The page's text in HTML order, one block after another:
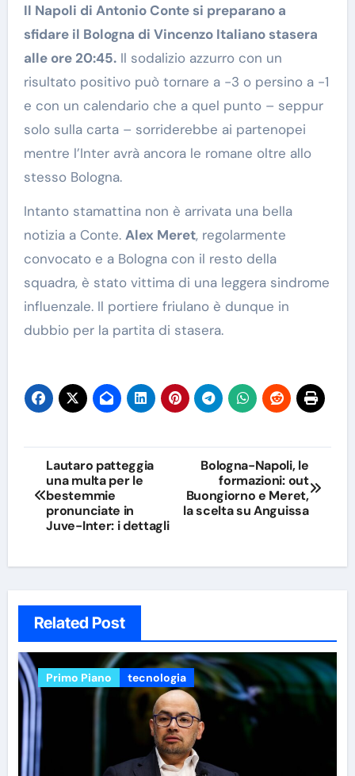
Il Napoli di Antonio Conte si preparano a
sfidare il Bologna di Vincenzo Italiano stasera
alle ore 20:45.Il sodalizio azzurro con un
risultato positivo può tornare a -3 o persino a -1
e con un calendario che a quel punto – seppur
solo sulla carta – sorriderebbe ai partenopei
mentre l’Inter avrà ancora le romane oltre allo
stesso Bologna.
Intanto stamattina non è arrivata una bella
notizia a Conte. Alex Meret, regolarmente
convocato e a Bologna con il resto della
squadra, è stato vittima di una leggera sindrome
influenzale. Il portiere friulano è dunque in
dubbio per la partita di stasera.
Navigazione
articoli
Lautaro patteggia
una multa per le
bestemmie
pronunciate in
Juve-Inter: i dettagli
Bologna-Napoli, le
formazioni: out
Buongiorno e Meret,
la scelta su Anguissa
Related Post
Primo Piano tecnologia